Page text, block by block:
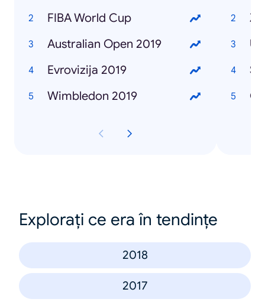
FIBA World Cup
Australian Open 2019
Evrovizija 2019
Wimbledon 2019
Explorați ce era în tendințe
2018
2017